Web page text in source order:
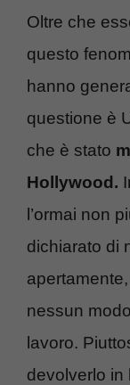
Oltre che
questo
hanno
questione è
che è stato
Hollywood.
l’ormai non
dichiarato di
nessun
lavoro.
devolverlo in